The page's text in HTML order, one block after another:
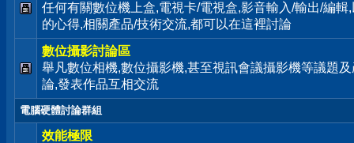
任何有關數位機上盒,電視卡/電視盒,影音輸入/輸出/編輯
的心得,相關產品/技術交流,都可以在這裡討論
數位攝影討論區
舉凡數位相機,數位攝影機,甚至視訊會議攝影機等議題
論,發表作品互相交流
電腦硬體討論群組
效能極限